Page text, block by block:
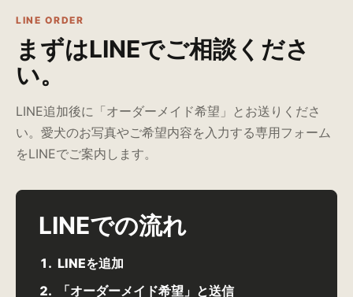
LINE ORDER
まずはLINEでご相談くださ
い。
LINE追加後に「オーダーメイド希望」とお送りくださ
い。愛犬のお写真やご希望内容を入力する専用フォーム
をLINEでご案内します。
LINEでの流れ
LINEを追加
「オーダーメイド希望」と送信